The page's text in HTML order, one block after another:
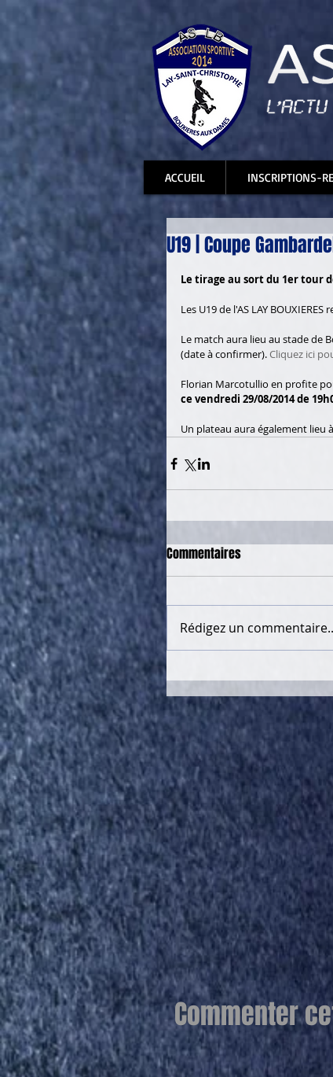
ACCUEIL INSCRIPTIONS-
U19 | Coupe
Le tirage au sort du 1er tour
Les U19 de l'AS LAY
Le match aura lieu au stade de
(date à confirmer). Cliquez ici
Florian Marcotullio en profite
ce vendredi 29/08/2014 de
Un plateau aura également lieu
Commentaires
Rédigez un
Commenter